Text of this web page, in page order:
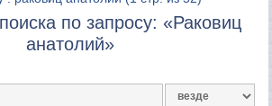
по запросу: «Раковиц
анатолий»